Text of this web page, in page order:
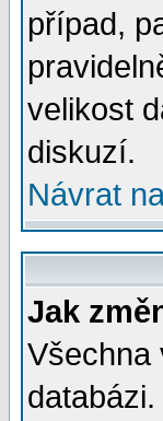
případ,
velikost
diskuzí.
Návrat
Jak
Všechna